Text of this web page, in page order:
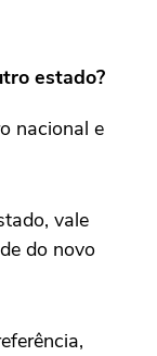
estado?
nacional e
vale
do novo